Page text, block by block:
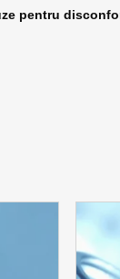
pentru